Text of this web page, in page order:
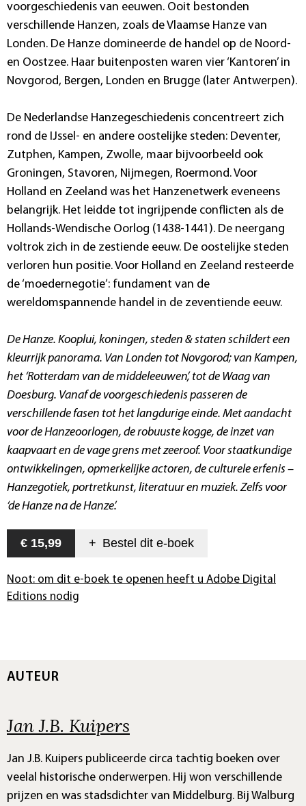
voorgeschiedenis van eeuwen. Ooit bestonden
verschillende Hanzen, zoals de Vlaamse Hanze van
Londen. De Hanze domineerde de handel op de Noord-
en Oostzee. Haar buitenposten waren vier ‘Kantoren’ in
Novgorod, Bergen, Londen en Brugge (later Antwerpen).
De Nederlandse Hanzegeschiedenis concentreert zich
rond de IJssel- en andere oostelijke steden: Deventer,
Zutphen, Kampen, Zwolle, maar bijvoorbeeld ook
Groningen, Stavoren, Nijmegen, Roermond. Voor
Holland en Zeeland was het Hanzenetwerk eveneens
belangrijk. Het leidde tot ingrijpende conflicten als de
Hollands-Wendische Oorlog (1438-1441). De neergang
voltrok zich in de zestiende eeuw. De oostelijke steden
verloren hun positie. Voor Holland en Zeeland resteerde
de ‘moedernegotie’: fundament van de
wereldomspannende handel in de zeventiende eeuw.
De Hanze. Kooplui, koningen, steden & staten schildert een
kleurrijk panorama. Van Londen tot Novgorod; van Kampen,
het ‘Rotterdam van de middeleeuwen’, tot de Waag van
Doesburg. Vanaf de voorgeschiedenis passeren de
verschillende fasen tot het langdurige einde. Met aandacht
voor de Hanzeoorlogen, de robuuste kogge, de inzet van
kaapvaart en de vage grens met zeeroof. Voor staatkundige
ontwikkelingen, opmerkelijke actoren, de culturele erfenis –
Hanzegotiek, portretkunst, literatuur en muziek. Zelfs voor
‘de Hanze na de Hanze’.
€ 15,99 + Bestel dit e-boek
Noot: om dit e-boek te openen heeft u Adobe Digital
Editions nodig
AUTEUR
Jan J.B. Kuipers
Jan J.B. Kuipers publiceerde circa tachtig boeken over
veelal historische onderwerpen. Hij won verschillende
prijzen en was stadsdichter van Middelburg. Bij Walburg